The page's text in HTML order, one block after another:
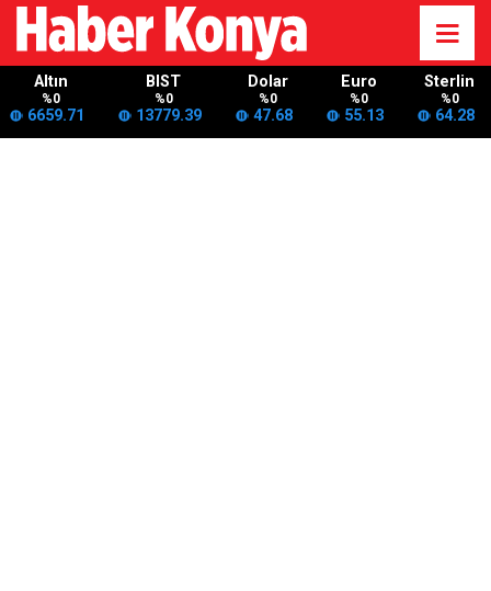
Altın
%0
6659.71
BIST
%0
13779.39
Dolar
%0
47.68
Euro
%0
55.13
Sterlin
%0
64.28